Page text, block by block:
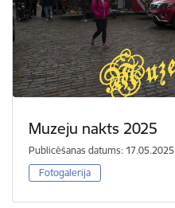
Muzeju nakts 2025
Publicēšanas datums:
Fotogalerija